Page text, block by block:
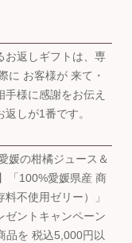
お返しギフトは、専
に お客様が 来て・
手様に感謝をお伝え
しが1番です。
媛の柑橘ジュース＆
】「100%愛媛県産 商
不使用ゼリー）」
ゼントキャンペーン
品を 税込5,000円以